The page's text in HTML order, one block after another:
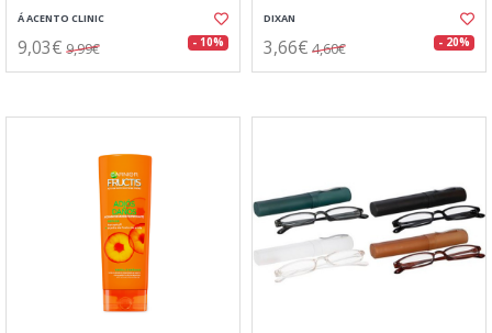
Á ACENTO CLINIC
9,03€ 9,99€ - 10%
DIXAN
3,66€ 4,60€ - 20%